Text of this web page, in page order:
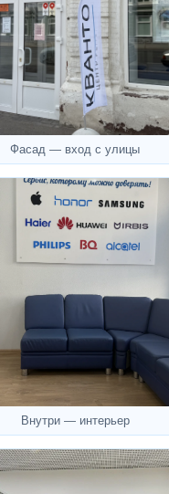
Фасад — вход с улицы
Внутри — интерьер